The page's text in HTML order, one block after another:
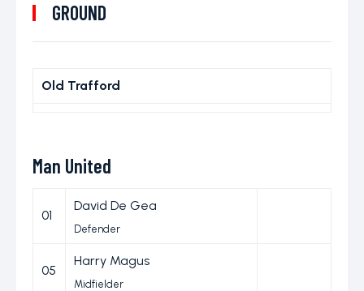
GROUND
Old Trafford
Man United
01
David De Gea
Defender
05
Harry Magus
Midfielder